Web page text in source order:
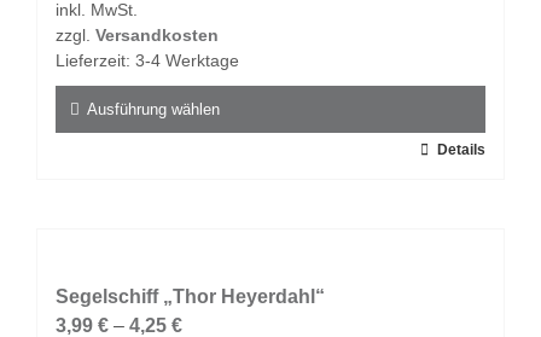
inkl. MwSt.
zzgl. Versandkosten
Lieferzeit: 3-4 Werktage
Ausführung wählen
auf.
Die
Details
Segelschiff „Thor Heyerdahl“
3,99 € – 4,25 €